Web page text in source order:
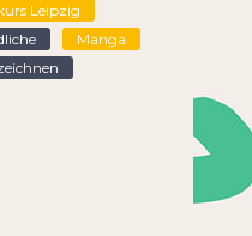
Leipzig
Manga